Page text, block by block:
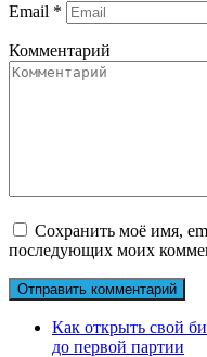
Email *
Комментарий
Сохранить моё имя,
последующих моих
Как открыть свой
до первой партии